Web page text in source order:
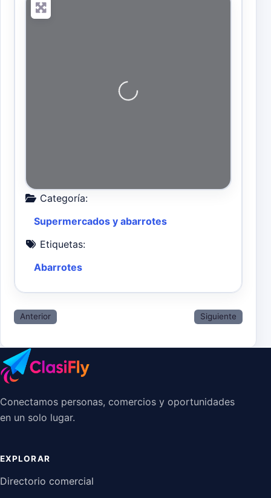
+
Categoría:
Supermercados y abarrotes
Etiquetas:
Abarrotes
Anterior Siguiente
Conectamos personas, comercios y oportunidades
en un solo lugar.
EXPLORAR
Directorio comercial